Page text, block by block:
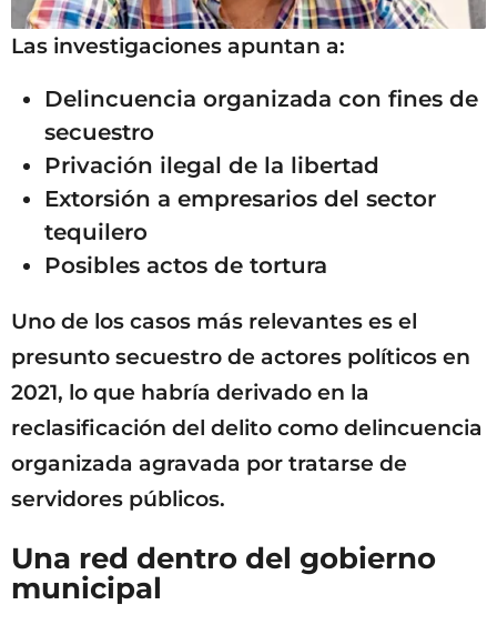
Las investigaciones apuntan a:
Delincuencia organizada con fines de
secuestro
Privación ilegal de la libertad
Extorsión a empresarios del sector
tequilero
Posibles actos de tortura
Uno de los casos más relevantes es el
presunto secuestro de actores políticos en
2021, lo que habría derivado en la
reclasificación del delito como delincuencia
organizada agravada por tratarse de
servidores públicos.
Una red dentro del gobierno
municipal